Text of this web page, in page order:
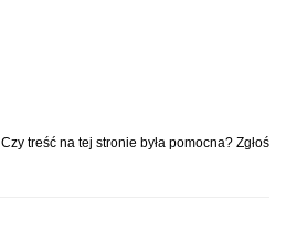
Czy treść na tej stronie była pomocna? Zgłoś